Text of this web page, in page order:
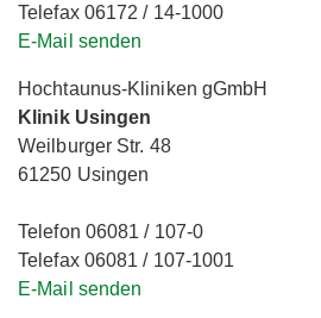
Telefax 06172 / 14-1000
E-Mail senden
Hochtaunus-Kliniken gGmbH
Klinik Usingen
Weilburger Str. 48
61250 Usingen
Telefon 06081 / 107-0
Telefax 06081 / 107-1001
E-Mail senden